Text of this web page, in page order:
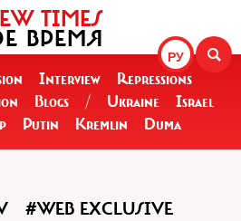
РУ
TIMES
ВРЕМЯ
Interview
Repressions
Blogs / Ukraine
Israel
Putin Kremlin Duma
#WEB EXCLUSIVE